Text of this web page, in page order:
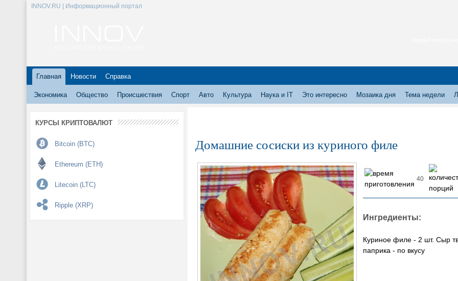
INNOV.RU | Информационный портал
Главная Новости Справка
Экономика Общество Происшествия Спорт Авто Культура Наука и IT Это интересно Мозаика дня Тема недели
КУРСЫ КРИПТОВАЛЮТ
Bitcoin (BTC)
Ethereum (ETH)
Litecoin (LTC)
Ripple (XRP)
Домашние сосиски из куриного филе
40
Ингредиенты:
Куриное филе - 2 шт. Сыр
паприка - по вкусу